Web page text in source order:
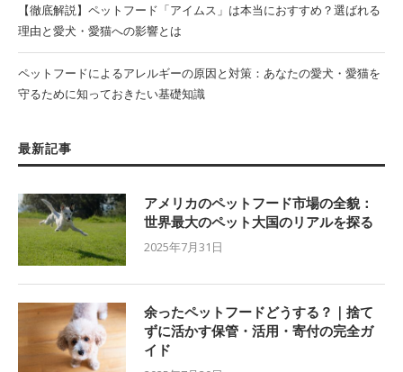
【徹底解説】ペットフード「アイムス」は本当におすすめ？選ばれる
理由と愛犬・愛猫への影響とは
ペットフードによるアレルギーの原因と対策：あなたの愛犬・愛猫を
守るために知っておきたい基礎知識
最新記事
アメリカのペットフード市場の全貌：
世界最大のペット大国のリアルを探る
2025年7月31日
余ったペットフードどうする？｜捨て
ずに活かす保管・活用・寄付の完全ガ
イド